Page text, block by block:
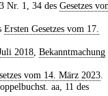
Nr. 1, 34 des Gesetzes
Ersten Gesetzes vom 17.
2018, Bekanntmachung
vom 14. März 2023.
aa, 11 des